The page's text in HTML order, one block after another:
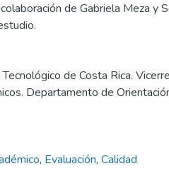
de Gabriela Meza y
de Costa Rica.
Departamento de
, Evaluación, Calidad